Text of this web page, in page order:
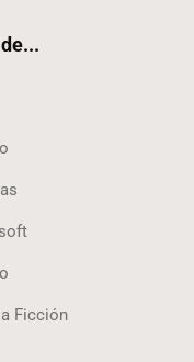
Ficción